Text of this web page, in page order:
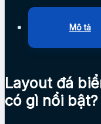
Mô tả
Layout đá
có gì nổi bật?